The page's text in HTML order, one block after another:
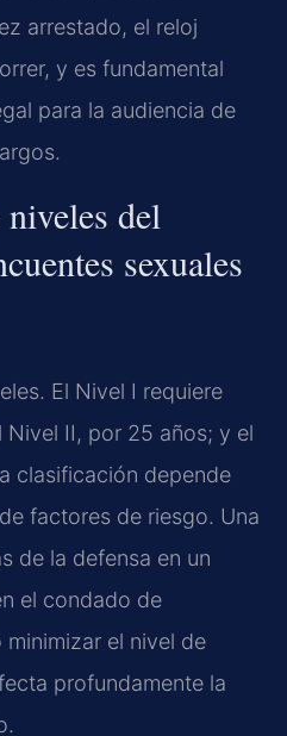
arrestado, el reloj
y es fundamental
para la audiencia de
del
sexuales
El Nivel I requiere
Nivel II, por 25 años; y el
clasificación depende
factores de riesgo. Una
de la defensa en un
el condado de
el nivel de
profundamente la